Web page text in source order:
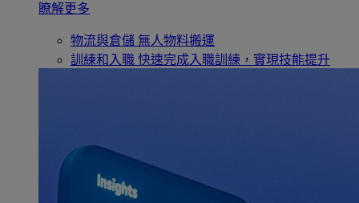
瞭解更多
物流與倉儲 無人物料搬運
訓練和入職 快速完成入職訓練，實現技能提升